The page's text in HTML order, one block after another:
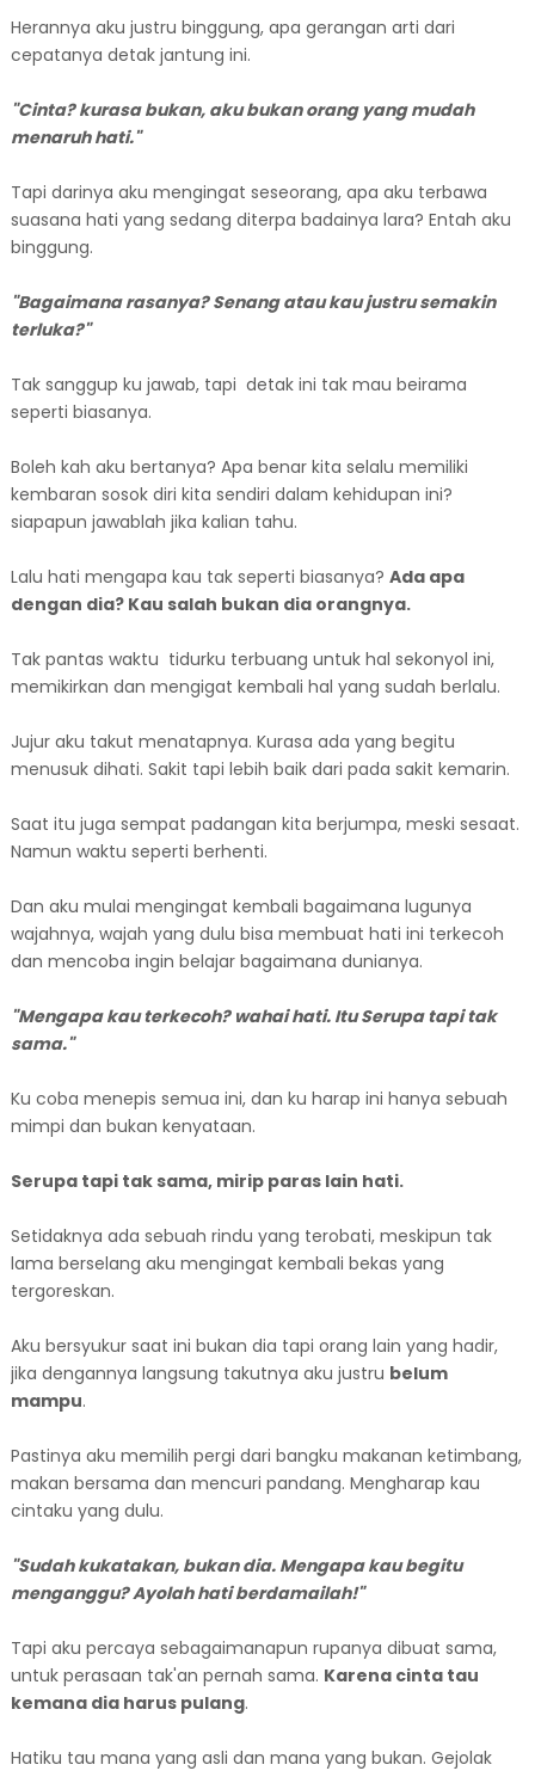
Herannya aku justru binggung, apa gerangan arti dari
cepatanya detak jantung ini.
"Cinta? kurasa bukan, aku bukan orang yang mudah
menaruh hati."
Tapi darinya aku mengingat seseorang, apa aku terbawa
suasana hati yang sedang diterpa badainya lara? Entah aku
binggung.
"Bagaimana rasanya? Senang atau kau justru semakin
terluka?"
Tak sanggup ku jawab, tapi detak ini tak mau beirama
seperti biasanya.
Boleh kah aku bertanya? Apa benar kita selalu memiliki
kembaran sosok diri kita sendiri dalam kehidupan ini?
siapapun jawablah jika kalian tahu.
Lalu hati mengapa kau tak seperti biasanya? Ada apa
dengan dia? Kau salah bukan dia orangnya.
Tak pantas waktu tidurku terbuang untuk hal sekonyol ini,
memikirkan dan mengigat kembali hal yang sudah berlalu.
Jujur aku takut menatapnya. Kurasa ada yang begitu
menusuk dihati. Sakit tapi lebih baik dari pada sakit kemarin.
Saat itu juga sempat padangan kita berjumpa, meski sesaat.
Namun waktu seperti berhenti.
Dan aku mulai mengingat kembali bagaimana lugunya
wajahnya, wajah yang dulu bisa membuat hati ini terkecoh
dan mencoba ingin belajar bagaimana dunianya.
"Mengapa kau terkecoh? wahai hati. Itu Serupa tapi tak
sama."
Ku coba menepis semua ini, dan ku harap ini hanya sebuah
mimpi dan bukan kenyataan.
Serupa tapi tak sama, mirip paras lain hati.
Setidaknya ada sebuah rindu yang terobati, meskipun tak
lama berselang aku mengingat kembali bekas yang
tergoreskan.
Aku bersyukur saat ini bukan dia tapi orang lain yang hadir,
jika dengannya langsung takutnya aku justru belum
mampu.
Pastinya aku memilih pergi dari bangku makanan ketimbang,
makan bersama dan mencuri pandang. Mengharap kau
cintaku yang dulu.
"Sudah kukatakan, bukan dia. Mengapa kau begitu
menganggu? Ayolah hati berdamailah!"
Tapi aku percaya sebagaimanapun rupanya dibuat sama,
untuk perasaan tak'an pernah sama. Karena cinta tau
kemana dia harus pulang.
Hatiku tau mana yang asli dan mana yang bukan. Gejolak